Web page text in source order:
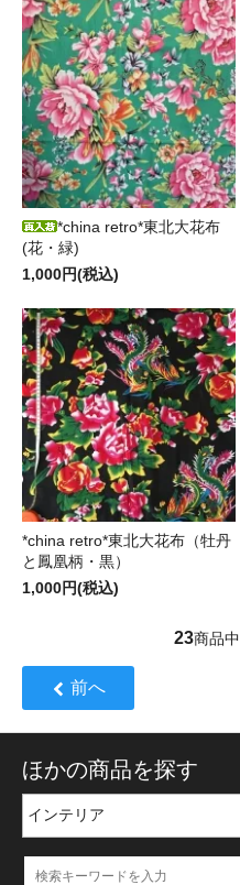
*china retro*東北大花布
(花・緑)
1,000円(税込)
*china retro*東北大花布（牡丹
と鳳凰柄・黒）
1,000円(税込)
23商品中
前へ
ほかの商品を探す